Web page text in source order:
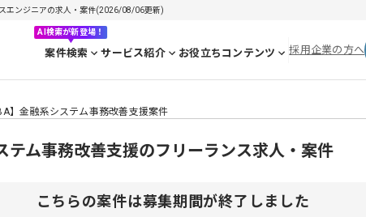
エンジニアの求人・案件(2026/08/06更新)
AI検索が新登場！
案件検索 サービス紹介 お役立ちコンテンツ 採用企業の方へ
】金融系システム事務改善支援案件
テム事務改善支援のフリーランス求人・案件
こちらの案件は募集期間が終了しました